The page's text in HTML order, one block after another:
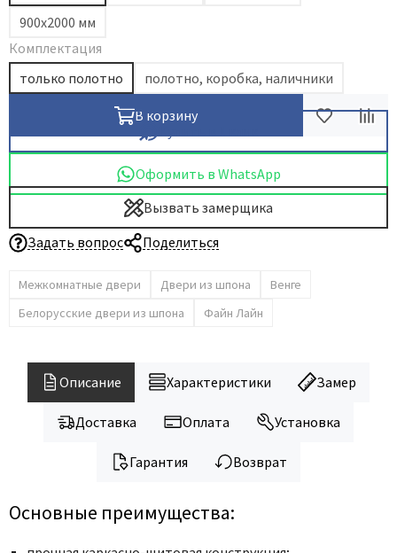
Dircode
Eclisse
El Porta
Fimet
Fratelli Cattini
Fuaro
Griffwerk
HSU
Kapelli
Komfort Doors
Legend
Luxor
900х2000 мм
Комплектация
только полотно
полотно, коробка, наличники
В корзину
Оформить в WhatsApp
Вызвать замерщика
Задать вопрос
Поделиться
Межкомнатные двери Двери из шпона
Венге
Белорусские двери из шпона
Файн Лайн
Описание Характеристики Замер
Доставка Оплата Установка
Гарантия Возврат
Основные преимущества: